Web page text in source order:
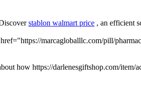
stablon walmart price , an efficient
marcagloballlc.com/pill/
how https://darlenesgiftshop.com/item/